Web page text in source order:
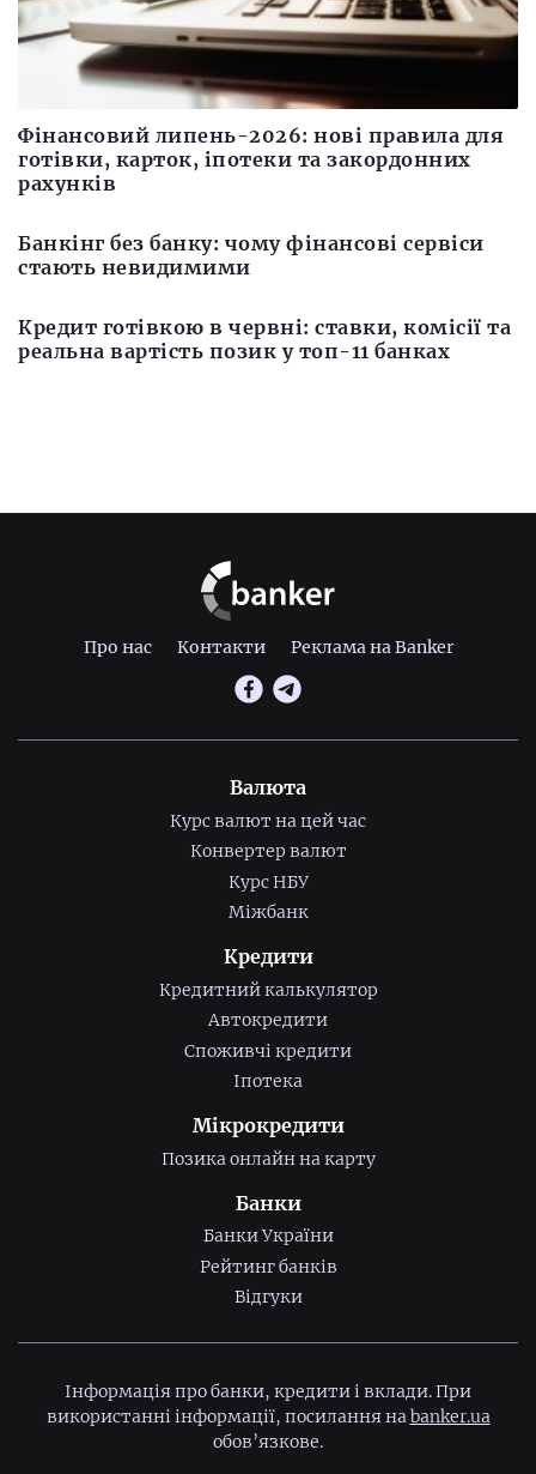
Фінансовий липень-2026: нові правила для
готівки, карток, іпотеки та закордонних
рахунків
Банкінг без банку: чому фінансові сервіси
стають невидимими
Кредит готівкою в червні: ставки, комісії та
реальна вартість позик у топ-11 банках
Про нас Контакти Реклама на Banker
Валюта
Курс валют на цей час
Конвертер валют
Курс НБУ
Міжбанк
Кредити
Кредитний калькулятор
Автокредити
Споживчі кредити
Іпотека
Мікрокредити
Позика онлайн на карту
Банки
Банки України
Рейтинг банків
Відгуки
Інформація про банки, кредити і вклади. При
використанні інформації, посилання наbanker.ua
обов’язкове.